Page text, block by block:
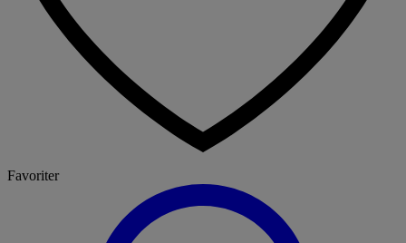
Favoriter